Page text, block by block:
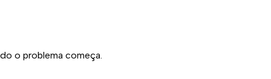
o problema começa.